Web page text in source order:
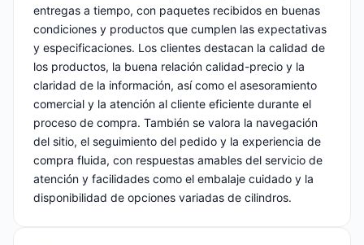
entregas a tiempo, con paquetes recibidos en buenas
condiciones y productos que cumplen las expectativas
y especificaciones. Los clientes destacan la calidad de
los productos, la buena relación calidad-precio y la
claridad de la información, así como el asesoramiento
comercial y la atención al cliente eficiente durante el
proceso de compra. También se valora la navegación
del sitio, el seguimiento del pedido y la experiencia de
compra fluida, con respuestas amables del servicio de
atención y facilidades como el embalaje cuidado y la
disponibilidad de opciones variadas de cilindros.